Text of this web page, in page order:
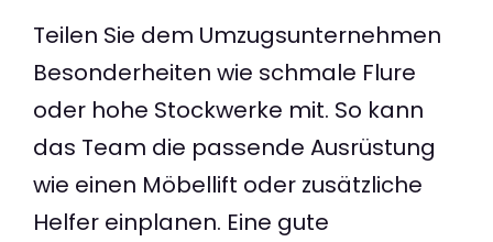
Teilen Sie dem Umzugsunternehmen
Besonderheiten wie schmale Flure
oder hohe Stockwerke mit. So kann
das Team die passende Ausrüstung
wie einen Möbellift oder zusätzliche
Helfer einplanen. Eine gute